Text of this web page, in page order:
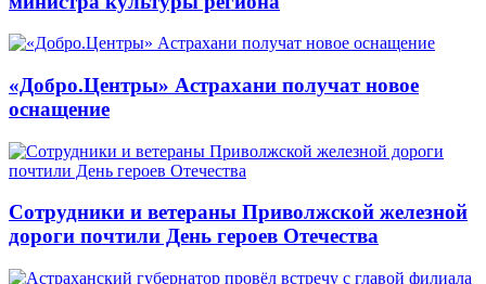
«Добро.Центры» Астрахани получат новое
оснащение
Сотрудники и ветераны Приволжской железной
дороги почтили День героев Отечества